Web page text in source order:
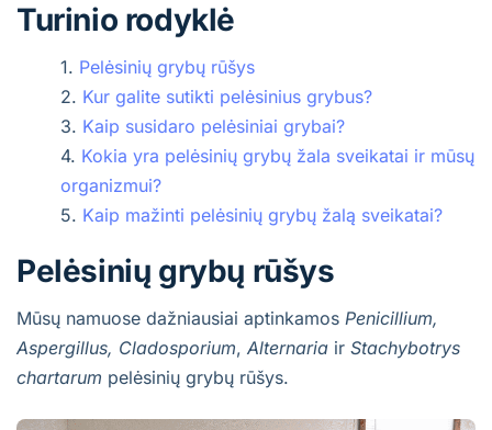
Turinio rodyklė
Pelėsinių grybų rūšys
Kur galite sutikti pelėsinius grybus?
Kaip susidaro pelėsiniai grybai?
Kokia yra pelėsinių grybų žala sveikatai ir mūsų
organizmui?
Kaip mažinti pelėsinių grybų žalą sveikatai?
Pelėsinių grybų rūšys
Mūsų namuose dažniausiai aptinkamos Penicillium,
Aspergillus, Cladosporium, Alternaria ir Stachybotrys
chartarum pelėsinių grybų rūšys.